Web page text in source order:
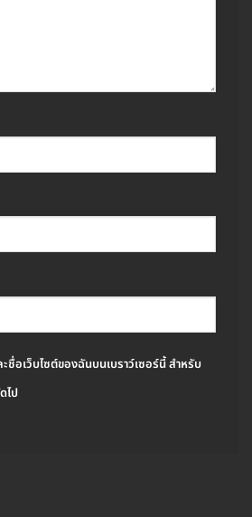
ชื่อเว็บไซต์ของฉันบนเบราว์เซอร์นี้ สำหรับ
ไป